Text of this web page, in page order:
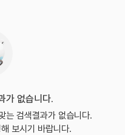
가 없습니다.
는 검색결과가 없습니다.
보시기 바랍니다.